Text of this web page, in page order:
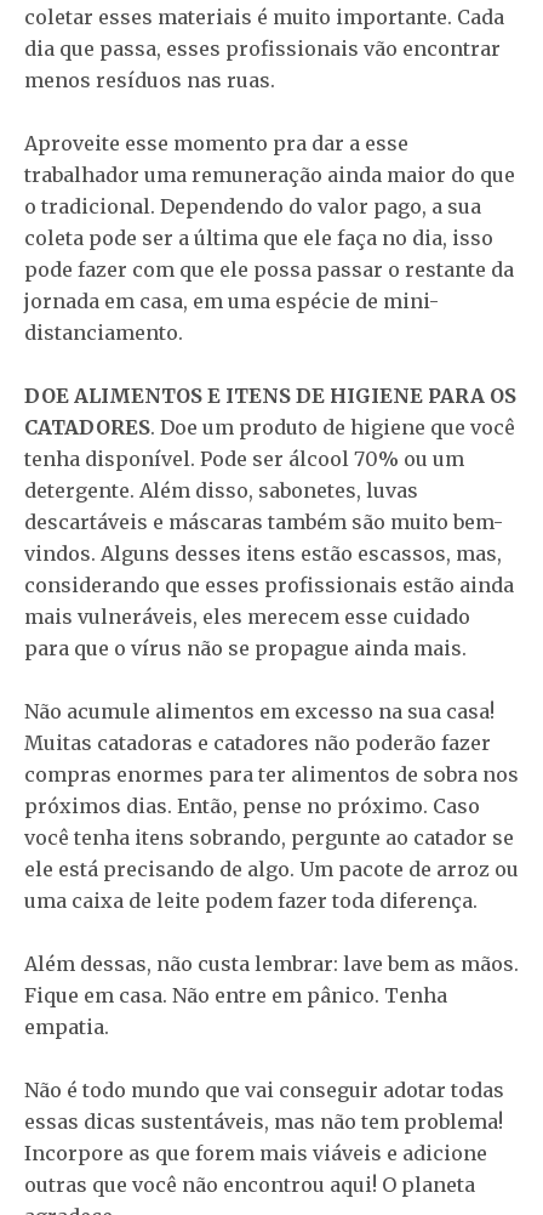
coletar esses materiais é muito importante. Cada
dia que passa, esses profissionais vão encontrar
menos resíduos nas ruas.
Aproveite esse momento pra dar a esse
trabalhador uma remuneração ainda maior do que
o tradicional. Dependendo do valor pago, a sua
coleta pode ser a última que ele faça no dia, isso
pode fazer com que ele possa passar o restante da
jornada em casa, em uma espécie de mini-
distanciamento.
DOE ALIMENTOS E ITENS DE HIGIENE PARA OS
CATADORES. Doe um produto de higiene que você
tenha disponível. Pode ser álcool 70% ou um
detergente. Além disso, sabonetes, luvas
descartáveis e máscaras também são muito bem-
vindos. Alguns desses itens estão escassos, mas,
considerando que esses profissionais estão ainda
mais vulneráveis, eles merecem esse cuidado
para que o vírus não se propague ainda mais.
Não acumule alimentos em excesso na sua casa!
Muitas catadoras e catadores não poderão fazer
compras enormes para ter alimentos de sobra nos
próximos dias. Então, pense no próximo. Caso
você tenha itens sobrando, pergunte ao catador se
ele está precisando de algo. Um pacote de arroz ou
uma caixa de leite podem fazer toda diferença.
Além dessas, não custa lembrar: lave bem as mãos.
Fique em casa. Não entre em pânico. Tenha
empatia.
Não é todo mundo que vai conseguir adotar todas
essas dicas sustentáveis, mas não tem problema!
Incorpore as que forem mais viáveis e adicione
outras que você não encontrou aqui! O planeta